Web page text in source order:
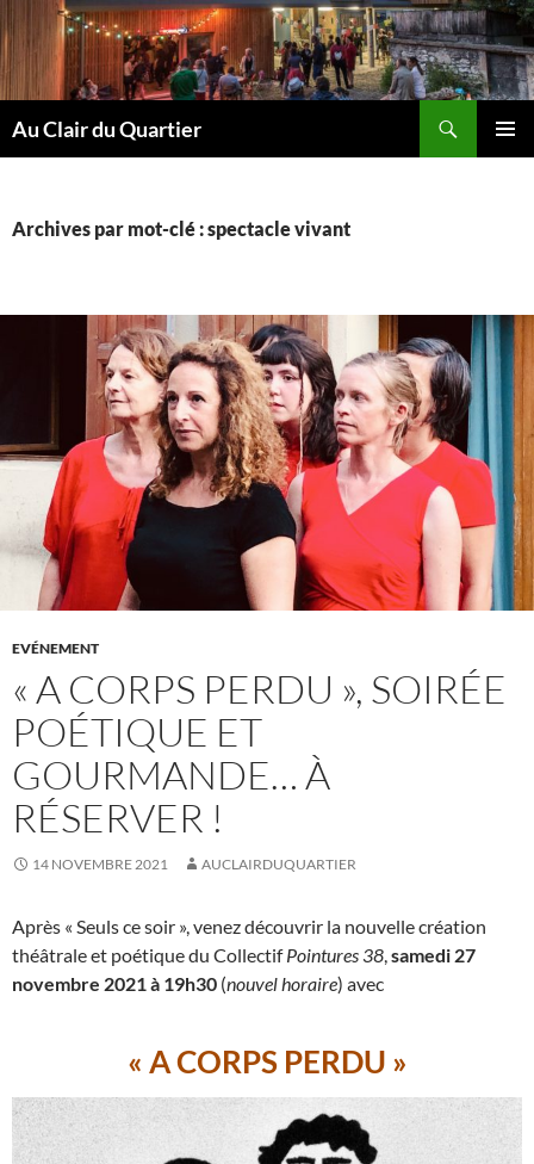
au
contenu
Au Clair du Quartier
Archives par mot-clé : spectacle vivant
EVÉNEMENT
« A CORPS PERDU », SOIRÉE
POÉTIQUE ET
GOURMANDE… À
RÉSERVER !
14 NOVEMBRE 2021 AUCLAIRDUQUARTIER
Après « Seuls ce soir », venez découvrir la nouvelle création
théâtrale et poétique du CollectifPointures 38,samedi 27
novembre 2021 à 19h30 (nouvel horaire) avec
« A CORPS PERDU »